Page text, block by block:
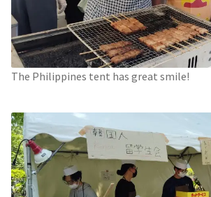
The Philippines tent has great smile!